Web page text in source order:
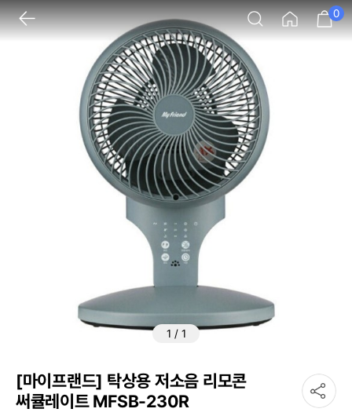
0
1 / 1
[마이프랜드] 탁상용 저소음 리모콘
써큘레이트 MFSB-230R